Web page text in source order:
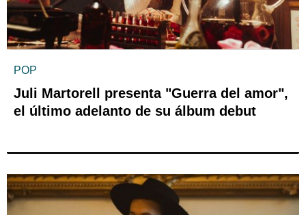
POP
Juli Martorell presenta "Guerra del amor",
el último adelanto de su álbum debut